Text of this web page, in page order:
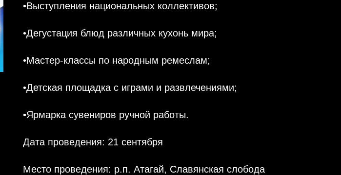
•Выступления национальных коллективов;
•Дегустация блюд различных кухонь мира;
•Мастер-классы по народным ремеслам;
•Детская площадка с играми и развлечениями;
•Ярмарка сувениров ручной работы.
Дата проведения: 21 сентября
Место проведения: р.п. Атагай, Славянская слобода